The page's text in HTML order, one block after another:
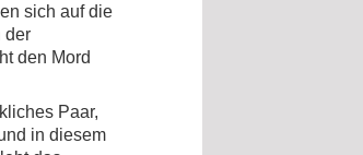
sich auf die
der
den Mord
Paar,
in diesem